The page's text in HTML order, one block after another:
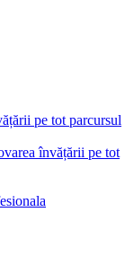
pe tot parcursul
învățării pe tot